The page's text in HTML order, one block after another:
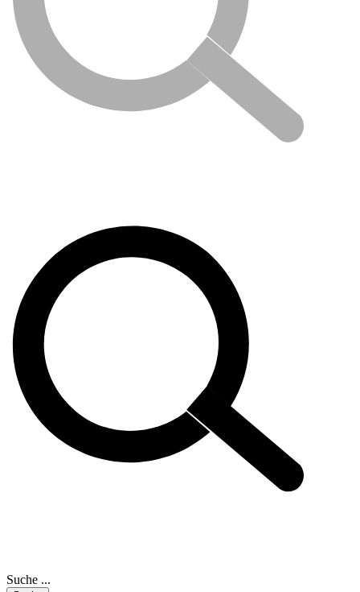
Suche ...